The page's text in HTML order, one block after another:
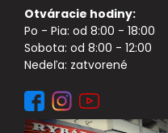
Otváracie hodiny:
Po - Pia: od 8:00 - 18:00
Sobota: od 8:00 - 12:00
Nedeľa: zatvorené
BAITRUNNER
MULTIPLIKÁTORY
NÁHRADNÉ CIEVKY